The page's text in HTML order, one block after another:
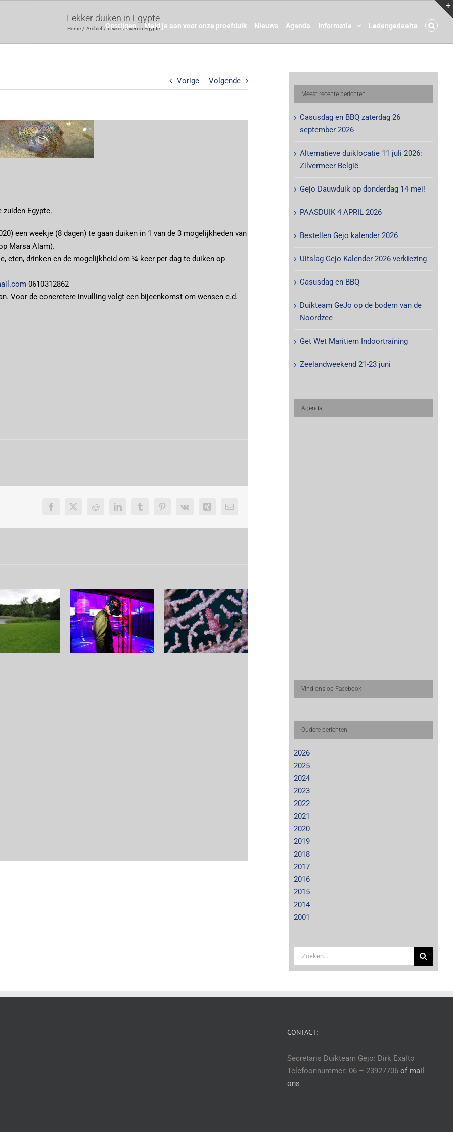
Opstijgen Meld je aan voor onze proefduik Nieuws Agenda Informatie Ledengedeelte
Lekker duiken in Egypte
Home Archief Lekker duiken in Egypte
Vorige Volgende
zuiden Egypte.
een weekje (8 dagen) te gaan duiken in 1 van de 3 mogelijkheden van
Marsa Alam).
eten, drinken en de mogelijkheid om ¾ keer per dag te duiken op
0610312862
Voor de concretere invulling volgt een bijeenkomst om wensen e.d.
Facebook
X RedditLinkedInTumblrPinterest
Vk Xing
E-
Lezing Waterkwaliteit
VR Escape Room in de
herhaling op zaterdag
8 maart 2025!
De winnaars van Gejo
2025 kalender
Meest recente berichten
Casusdag en BBQ zaterdag 26
september 2026
Alternatieve duiklocatie 11 juli 2026:
Zilvermeer België
Gejo Dauwduik op donderdag 14 mei!
PAASDUIK 4 APRIL 2026
Bestellen Gejo kalender 2026
Uitslag Gejo Kalender 2026 verkiezing
Casusdag en BBQ
Duikteam GeJo op de bodem van de
Noordzee
Get Wet Maritiem Indoortraining
Zeelandweekend 21-23 juni
Agenda
Vind ons op Facebook
Oudere berichten
2026
2025
2024
2023
2022
2021
2020
2019
2018
2017
2016
2015
2014
2001
Zoeken
naar:
CONTACT:
Secretaris Duikteam Gejo: Dirk Exalto
Telefoonnummer: 06 – 23927706 of mail
ons